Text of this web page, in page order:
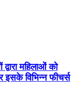
महिलाओं को
विभिन्न फीचर्स